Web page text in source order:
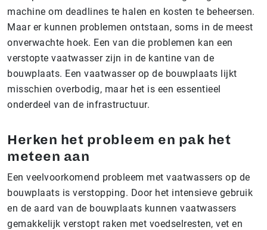
machine om deadlines te halen en kosten te beheersen.
Maar er kunnen problemen ontstaan, soms in de meest
onverwachte hoek. Een van die problemen kan een
verstopte vaatwasser zijn in de kantine van de
bouwplaats. Een vaatwasser op de bouwplaats lijkt
misschien overbodig, maar het is een essentieel
onderdeel van de infrastructuur.
Herken het probleem en pak het
meteen aan
Een veelvoorkomend probleem met vaatwassers op de
bouwplaats is verstopping. Door het intensieve gebruik
en de aard van de bouwplaats kunnen vaatwassers
gemakkelijk verstopt raken met voedselresten, vet en